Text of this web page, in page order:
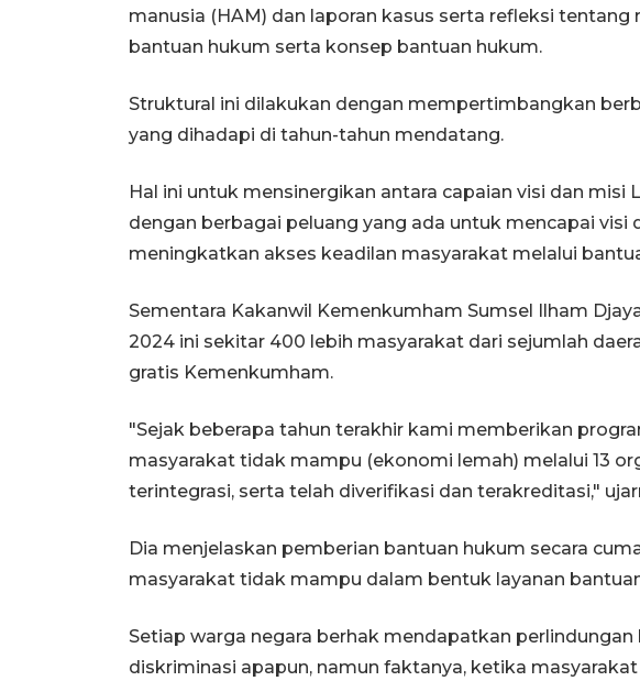
manusia (HAM) dan laporan kasus serta refleksi tentang
bantuan hukum serta konsep bantuan hukum.
Struktural ini dilakukan dengan mempertimbangkan
yang dihadapi di tahun-tahun mendatang.
Hal ini untuk mensinergikan antara capaian visi dan misi
dengan berbagai peluang yang ada untuk mencapai visi
meningkatkan akses keadilan masyarakat melalui
Sementara Kakanwil Kemenkumham Sumsel Ilham
2024 ini sekitar 400 lebih masyarakat dari sejumlah
gratis Kemenkumham.
"Sejak beberapa tahun terakhir kami memberikan
masyarakat tidak mampu (ekonomi lemah) melalui 13
terintegrasi, serta telah diverifikasi dan terakreditasi,"
Dia menjelaskan pemberian bantuan hukum secara
masyarakat tidak mampu dalam bentuk layanan
Setiap warga negara berhak mendapatkan
diskriminasi apapun, namun faktanya, ketika
15